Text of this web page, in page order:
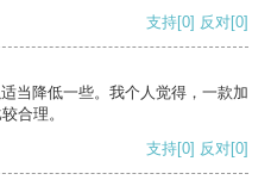
支持[0] 反对[0]
当降低一些。我个人觉得，一款加
合理。
支持[0] 反对[0]